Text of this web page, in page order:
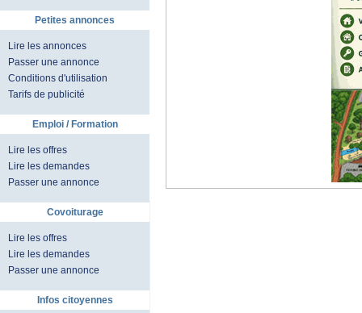
Petites annonces
Lire les annonces
Passer une annonce
Conditions d'utilisation
Tarifs de publicité
Emploi / Formation
Lire les offres
Lire les demandes
Passer une annonce
Covoiturage
Lire les offres
Lire les demandes
Passer une annonce
Infos citoyennes